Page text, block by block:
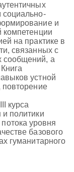
социально-
и
компетенции
на практике в
связанных с
сообщений, а
устной
повторение
курса
и политики
уровня
базового
гуманитарного